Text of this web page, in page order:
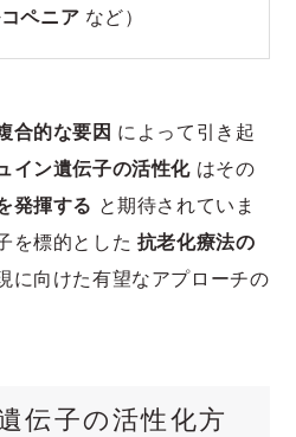
ペニア など）
合的な要因 によって引き起
イン遺伝子の活性化 はその
発揮する と期待されていま
を標的とした 抗老化療法の
に向けた有望なアプローチの
伝子の活性化方